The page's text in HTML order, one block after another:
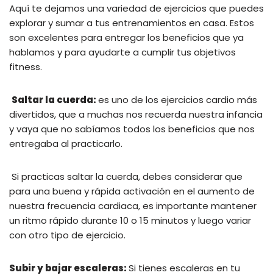
Aquí te dejamos una variedad de ejercicios que puedes
explorar y sumar a tus entrenamientos en casa. Estos
son excelentes para entregar los beneficios que ya
hablamos y para ayudarte a cumplir tus objetivos
fitness.
Saltar la cuerda:es uno de los ejercicios cardio más
divertidos, que a muchas nos recuerda nuestra infancia
y vaya que no sabíamos todos los beneficios que nos
entregaba al practicarlo.
Si practicas saltar la cuerda, debes considerar que
para una buena y rápida activación en el aumento de
nuestra frecuencia cardiaca, es importante mantener
un ritmo rápido durante 10 o 15 minutos y luego variar
con otro tipo de ejercicio.
Subir y bajar escaleras:Si tienes escaleras en tu